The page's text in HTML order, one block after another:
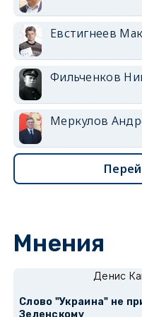
Евстигнеев
Фильченков
Меркулов
Мнения
Денис
Слово "Украина" не
Зеленскому